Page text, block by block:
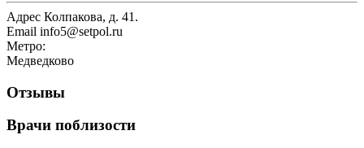
Адрес Колпакова, д. 41.
Email info5@setpol.ru
Метро:
Медведково
Отзывы
Врачи поблизости